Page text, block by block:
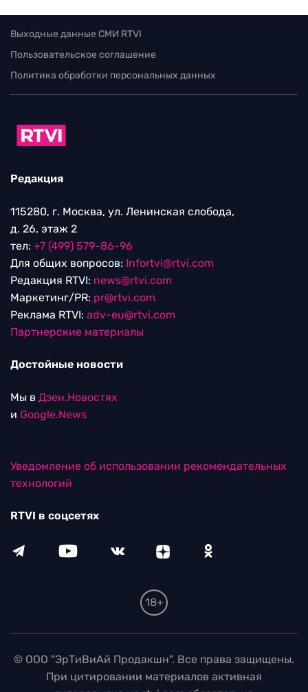
Выходные данные СМИ RTVI
Пользовательское соглашение
Политика обработки персональных данных
Редакция
115280, г. Москва, ул. Ленинская слобода,
д. 26, этаж 2
тел: +7 (499) 579-86-96
Для общих вопросов: Infortvi@rtvi.com
Редакция RTVI: news@rtvi.com
Маркетинг/PR: pr@rtvi.com
Реклама RTVI: adv-eu@rtvi.com
Партнерские материалы
Достойные новости
Мы в Дзен.Новостях
и Google.News
Уведомление об использовании рекомендательных
технологий
RTVI в соцсетях
18+
© ООО "ЭрТиВиАй Продакшн". Все права защищены.
При цитировании материалов активная